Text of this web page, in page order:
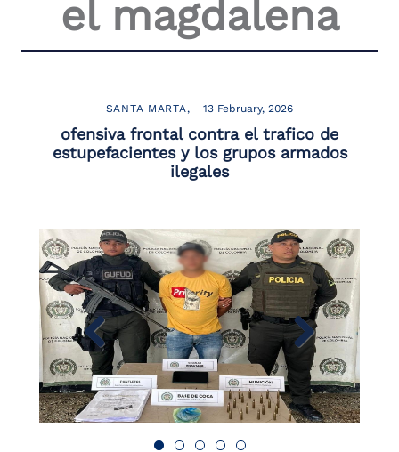
el magdalena
SANTA MARTA 13 February, 2026
ofensiva frontal contra el trafico de
estupefacientes y los grupos armados
ilegales